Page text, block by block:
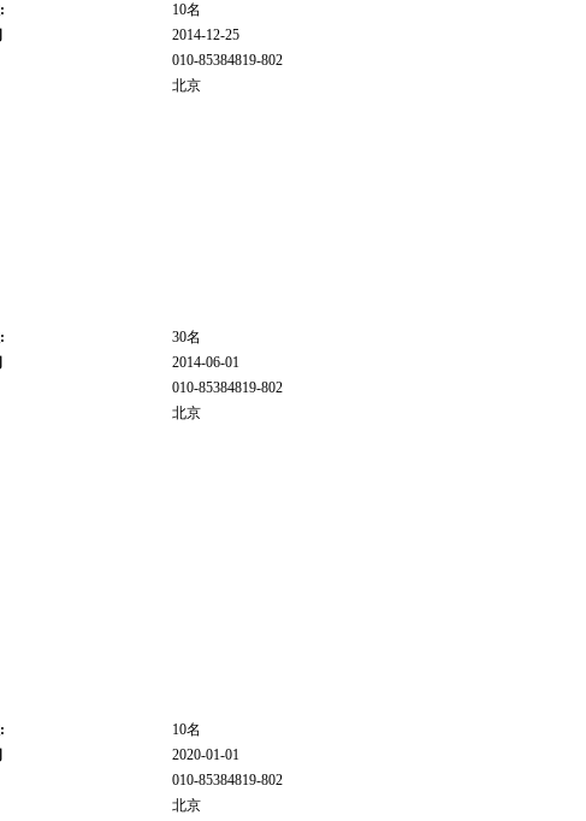
10名
2014-12-25
010-85384819-802
北京
30名
2014-06-01
010-85384819-802
北京
10名
2020-01-01
010-85384819-802
北京